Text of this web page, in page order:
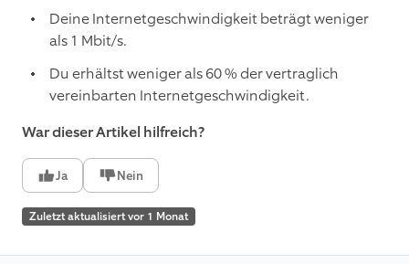
Deine Internetgeschwindigkeit beträgt weniger
als 1 Mbit/s.
Du erhältst weniger als 60 % der vertraglich
vereinbarten Internetgeschwindigkeit.
War dieser Artikel hilfreich?
Ja Nein
Zuletzt aktualisiert vor 1 Monat